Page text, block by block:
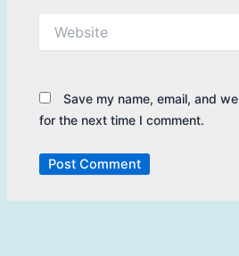
Save my name, email, and
for the next time I comment.